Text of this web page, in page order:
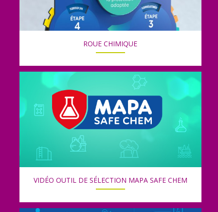
ROUE CHIMIQUE
VIDÉO OUTIL DE SÉLECTION MAPA SAFE CHEM